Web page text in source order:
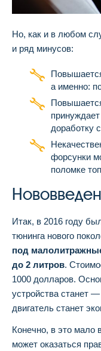
Но, как и в любом
и ряд минусов:
а именно:
доработку
форсунки
поломке
Итак, в 2016 году
тюнинга нового
под
до 2 литров.
1000 долларов.
устройства станет
двигатель станет
Конечно, в это мало
может оказаться